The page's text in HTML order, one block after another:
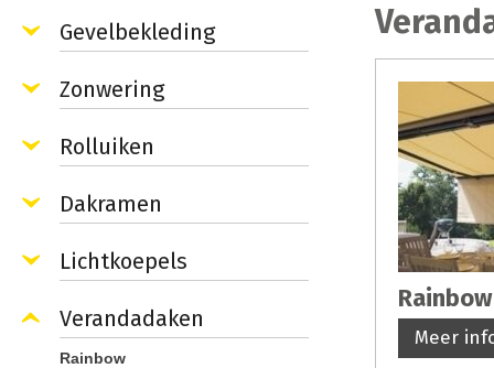
Gevelbekleding
Zonwering
Rolluiken
Dakramen
Lichtkoepels
Verandadaken
Rainbow
Rainbow
Meer